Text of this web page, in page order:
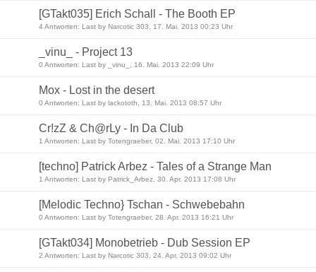
[GTakt035] Erich Schall - The Booth EP
4 Antworten: Last by Narcotic 303, 17. Mai. 2013 00:23 Uhr
_vinu_ - Project 13
0 Antworten: Last by _vinu_, 16. Mai. 2013 22:09 Uhr
Mox - Lost in the desert
0 Antworten: Last by lackototh, 13. Mai. 2013 08:57 Uhr
Cr!zZ & Ch@rLy - In Da Club
1 Antworten: Last by Totengraeber, 02. Mai. 2013 17:10 Uhr
[techno] Patrick Arbez - Tales of a Strange Man
1 Antworten: Last by Patrick_Arbez, 30. Apr. 2013 17:08 Uhr
[Melodic Techno} Tschan - Schwebebahn
0 Antworten: Last by Totengraeber, 28. Apr. 2013 16:21 Uhr
[GTakt034] Monobetrieb - Dub Session EP
2 Antworten: Last by Narcotic 303, 24. Apr. 2013 09:02 Uhr